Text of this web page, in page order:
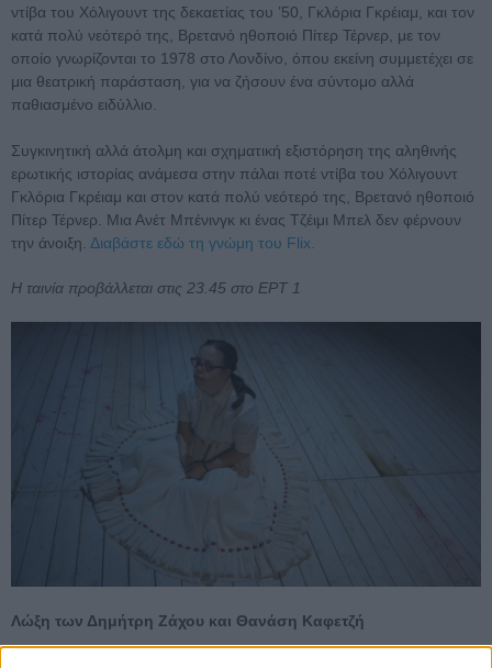
ντίβα του Χόλιγουντ της δεκαετίας του ’50, Γκλόρια Γκρέιαμ, και τον
κατά πολύ νεότερό της, Βρετανό ηθοποιό Πίτερ Τέρνερ, με τον
οποίο γνωρίζονται το 1978 στο Λονδίνο, όπου εκείνη συμμετέχει σε
μια θεατρική παράσταση, για να ζήσουν ένα σύντομο αλλά
παθιασμένο ειδύλλιο.
Συγκινητική αλλά άτολμη και σχηματική εξιστόρηση της αληθινής
ερωτικής ιστορίας ανάμεσα στην πάλαι ποτέ ντίβα του Χόλιγουντ
Γκλόρια Γκρέιαμ και στον κατά πολύ νεότερό της, Βρετανό ηθοποιό
Πίτερ Τέρνερ. Μια Ανέτ Μπένινγκ κι ένας Τζέιμι Μπελ δεν φέρνουν
την άνοιξη. Διαβάστε εδώ τη γνώμη του Flix.
Η ταινία προβάλλεται στις 23.45 στο ΕΡΤ 1
Λώξη των Δημήτρη Ζάχου και Θανάση Καφετζή